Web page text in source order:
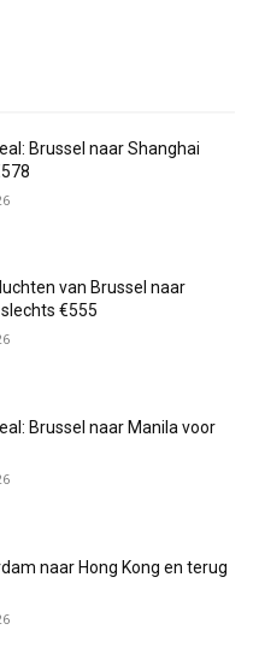
Brussel naar Shanghai
van Brussel naar
€555
Brussel naar Manila voor
naar Hong Kong en terug